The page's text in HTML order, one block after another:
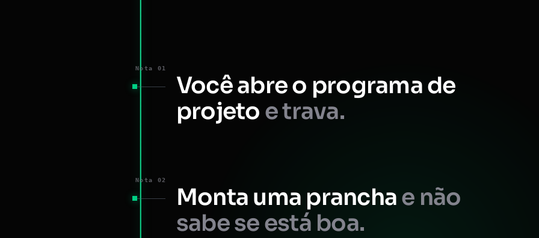
Nota 01
Você abre o programa de
projeto e trava.
Nota 02
Monta uma pranchae não
sabe se está boa.